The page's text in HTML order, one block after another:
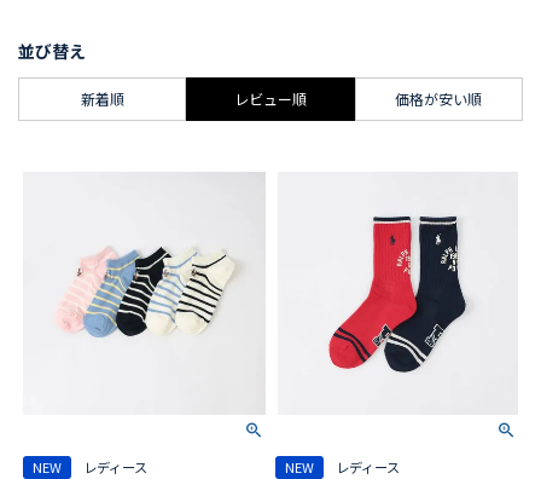
並び替え
新着順 レビュー順 価格が安い順
NEW
レディース
NEW
レディース